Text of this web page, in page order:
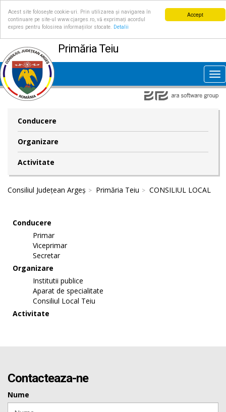
Accept
Acest site folosește cookie-uri. Prin utilizarea și navigarea în
continuare pe site-ul www.cjarges.ro, vă exprimați acordul
expres pentru folosirea informațiilor stocate.
Detalii
Primăria Teiu
Conducere
Organizare
Activitate
Consiliul Județean Argeș Primăria Teiu CONSILIUL LOCAL
Conducere
Primar
Viceprimar
Secretar
Organizare
Institutii publice
Aparat de specialitate
Consiliul Local Teiu
Activitate
Contacteaza-ne
Nume